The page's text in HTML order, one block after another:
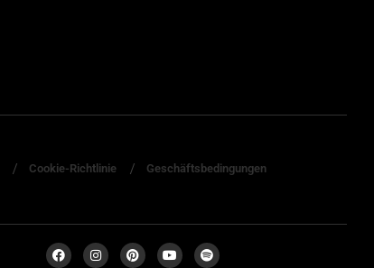
Cookie-Richtlinie Geschäftsbedingungen